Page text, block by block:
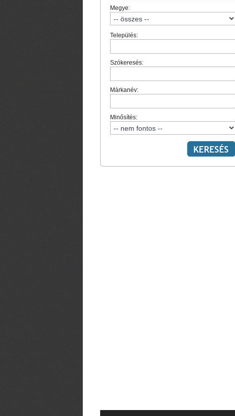
Megye:
Település:
Szókeresés:
Márkanév:
Minősítés: